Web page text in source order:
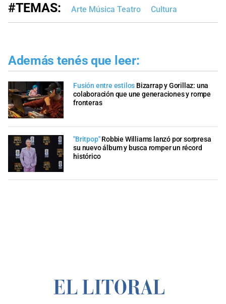
#TEMAS: Arte Música Teatro Cultura
Además tenés que leer:
Fusión entre estilos Bizarrap y Gorillaz: una
colaboración que une generaciones y rompe
fronteras
"Britpop" Robbie Williams lanzó por sorpresa
su nuevo álbum y busca romper un récord
histórico